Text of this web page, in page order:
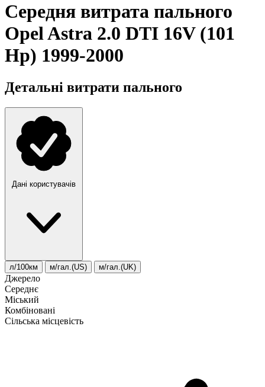
Середня витрата пального
Opel Astra 2.0 DTI 16V (101
Hp) 1999-2000
Детальні витрати пального
Дані користувачів
л/100км м/гал.(US) м/гал.(UK)
Джерело
Середнє
Міський
Комбіновані
Сільська місцевість